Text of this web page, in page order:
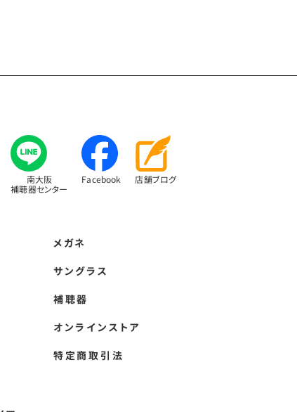
南大阪
補聴器センター
Facebook 店舗ブログ
メガネ
サングラス
補聴器
オンラインストア
特定商取引法